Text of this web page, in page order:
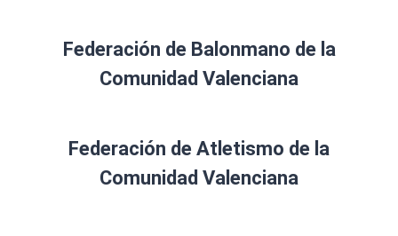
Federación de Balonmano de la
Comunidad Valenciana
Federación de Atletismo de la
Comunidad Valenciana